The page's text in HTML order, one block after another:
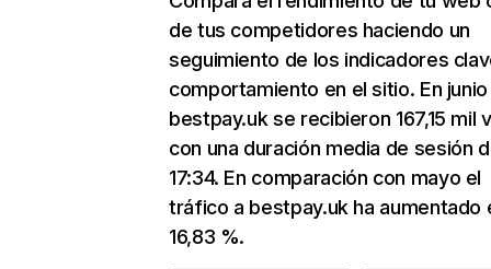
de tus competidores haciendo un
seguimiento de los indicadores
comportamiento en el sitio. En junio
bestpay.uk se recibieron 167,15 mil
con una duración media de sesión
17:34. En comparación con mayo el
tráfico a bestpay.uk ha aumentado
16,83 %.